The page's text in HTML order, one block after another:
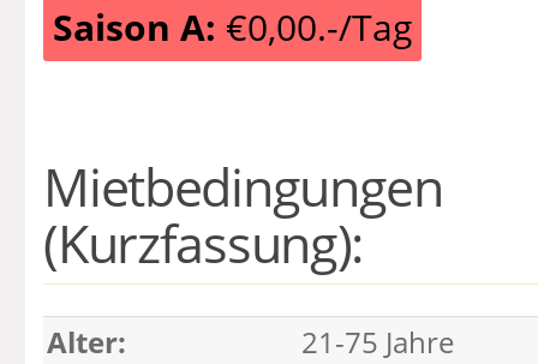
Saison A: €0,00.-/Tag
Mietbedingungen
(Kurzfassung):
Alter:
21-75 Jahre